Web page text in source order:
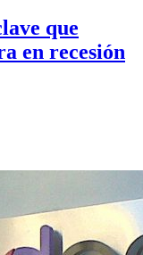
que
en recesión